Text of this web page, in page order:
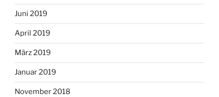
Juni 2019
April 2019
März 2019
Januar 2019
November 2018